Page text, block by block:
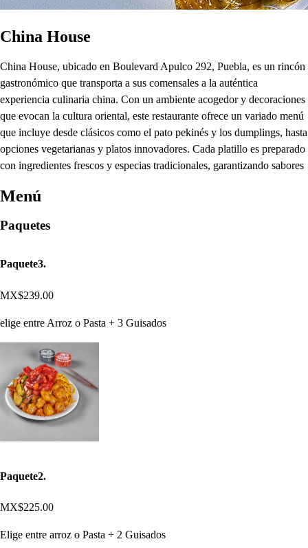
China House
China House, ubicado en Boulevard Apulco 292, Puebla, es un rincón
gastronómico que transporta a sus comensales a la auténtica
experiencia culinaria china. Con un ambiente acogedor y decoraciones
que evocan la cultura oriental, este restaurante ofrece un variado menú
que incluye desde clásicos como el pato pekinés y los dumplings, hasta
opciones vegetarianas y platos innovadores. Cada platillo es preparado
con ingredientes frescos y especias tradicionales, garantizando sabores
Menú
Paquetes
Paquete3.
MX$239.00
elige entre Arroz o Pasta + 3 Guisados
Paquete2.
MX$225.00
Elige entre arroz o Pasta + 2 Guisados